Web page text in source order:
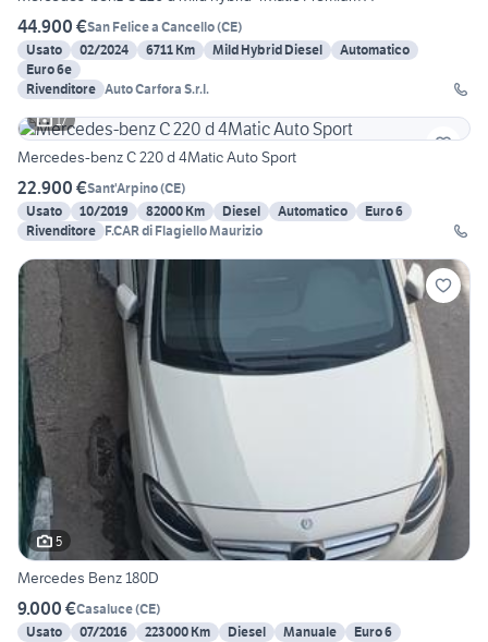
44.900 €San Felice a Cancello(CE)
Usato
02/2024 6711 Km Mild Hybrid Diesel
Automatico
Euro 6e
Rivenditore Auto Carfora S.r.l.
17
Mercedes-benz C 220 d 4Matic Auto Sport
22.900 €Sant'Arpino(CE)
Usato
10/2019 82000 Km Diesel Automatico
Euro 6
Rivenditore F.CAR di Flagiello Maurizio
5
Mercedes Benz 180D
9.000 €Casaluce(CE)
Usato
07/2016 223000 Km Diesel Manuale Euro 6